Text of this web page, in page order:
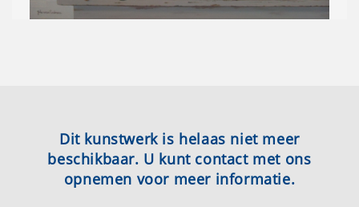
Dit kunstwerk is helaas niet meer
beschikbaar. U kunt contact met ons
opnemen voor meer informatie.